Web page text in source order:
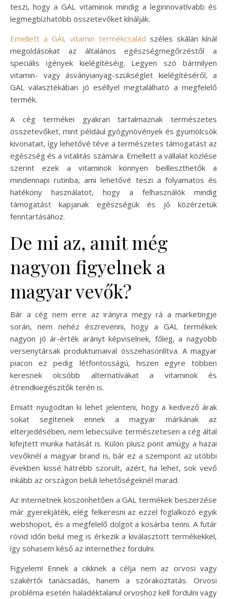
teszi, hogy a GAL vitaminok mindig a leginnovatívabb és
legmegbízhatóbb összetevőket kínálják.
Emellett a GAL vitamin termékcsalád széles skálán kínál
megoldásokat az általános egészségmegőrzéstől a
speciális igények kielégítéséig. Legyen szó bármilyen
vitamin- vagy ásványianyag-szükséglet kielégítéséről, a
GAL választékában jó eséllyel megtalálható a megfelelő
termék.
A cég termékei gyakran tartalmaznak természetes
összetevőket, mint például gyógynövények és gyümölcsök
kivonatait, így lehetővé téve a természetes támogatást az
egészség és a vitalitás számára. Emellett a vállalat közlése
szerint ezek a vitaminok könnyen beilleszthetők a
mindennapi rutinba, ami lehetővé teszi a folyamatos és
hatékony használatot, hogy a felhasználók mindig
támogatást kapjanak egészségük és jó közérzetük
fenntartásához.
De mi az, amit még
nagyon figyelnek a
magyar vevők?
Bár a cég nem erre az irányra megy rá a marketingje
során, nem nehéz észrevenni, hogy a GAL termékek
nagyon jó ár-érték arányt képviselnek, főleg, a nagyobb
versenytársak produktumaival összehasonlítva. A magyar
piacon ez pedig létfontosságú, hiszen egyre többen
keresnek olcsóbb alternatívákat a vitaminok és
étrendkiegészítők terén is.
Emiatt nyugodtan ki lehet jelenteni, hogy a kedvező árak
sokat segítenek ennek a magyar márkának az
elterjedésében, nem lebecsülve természetesen a cég által
kifejtett munka hatását is. Külön plusz pont amúgy a hazai
vevőknél a magyar brand is, bár ez a szempont az utóbbi
években kissé hátrébb szorult, azért, ha lehet, sok vevő
inkább az országon belüli lehetőségeknél marad.
Az internetnek köszönhetően a GAL termékek beszerzése
már gyerekjáték, elég felkeresni az ezzel foglalkozó egyik
webshopot, és a megfelelő dolgot a kosárba tenni. A futár
rövid időn belül meg is érkezik a kiválasztott termékekkel,
így sohasem késő az internethez fordulni.
Figyelem! Ennek a cikknek a célja nem az orvosi vagy
szakértői tanácsadás, hanem a szórakoztatás. Orvosi
probléma esetén haladéktalanul orvoshoz kell fordulni vagy